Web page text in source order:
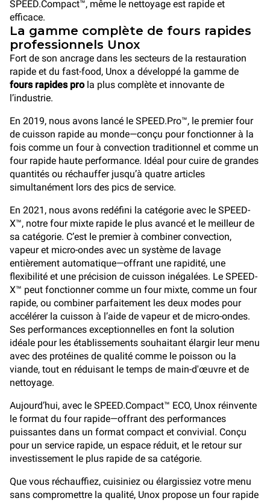
SPEED.Compact™, même le nettoyage est rapide et
efficace.
La gamme complète de fours rapides
professionnels Unox
Fort de son ancrage dans les secteurs de la restauration
rapide et du fast-food, Unox a développé la gamme de
fours rapides prola plus complète et innovante de
l’industrie.
En 2019, nous avons lancé le SPEED.Pro™, le premier four
de cuisson rapide au monde—conçu pour fonctionner à la
fois comme un four à convection traditionnel et comme un
four rapide haute performance. Idéal pour cuire de grandes
quantités ou réchauffer jusqu’à quatre articles
simultanément lors des pics de service.
En 2021, nous avons redéfini la catégorie avec le SPEED-
X™, notre four mixte rapide le plus avancé et le meilleur de
sa catégorie. C’est le premier à combiner convection,
vapeur et micro-ondes avec un système de lavage
entièrement automatique—offrant une rapidité, une
flexibilité et une précision de cuisson inégalées. Le SPEED-
X™ peut fonctionner comme un four mixte, comme un four
rapide, ou combiner parfaitement les deux modes pour
accélérer la cuisson à l’aide de vapeur et de micro-ondes.
Ses performances exceptionnelles en font la solution
idéale pour les établissements souhaitant élargir leur menu
avec des protéines de qualité comme le poisson ou la
viande, tout en réduisant le temps de main-d'œuvre et de
nettoyage.
Aujourd’hui, avec le SPEED.Compact™ ECO, Unox réinvente
le format du four rapide—offrant des performances
puissantes dans un format compact et convivial. Conçu
pour un service rapide, un espace réduit, et le retour sur
investissement le plus rapide de sa catégorie.
Que vous réchauffiez, cuisiniez ou élargissiez votre menu
sans compromettre la qualité, Unox propose un four rapide